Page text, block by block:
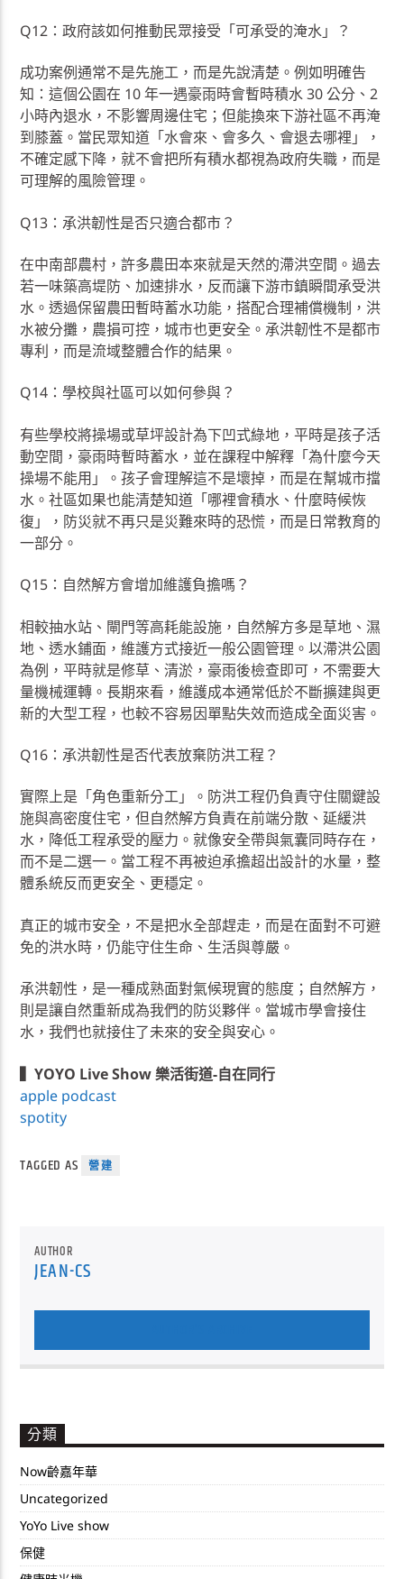
Q12：政府該如何推動民眾接受「可承受的淹水」？
成功案例通常不是先施工，而是先說清楚。例如明確告
知：這個公園在 10 年一遇豪雨時會暫時積水 30 公分、2
小時內退水，不影響周邊住宅；但能換來下游社區不再淹
到膝蓋。當民眾知道「水會來、會多久、會退去哪裡」，
不確定感下降，就不會把所有積水都視為政府失職，而是
可理解的風險管理。
Q13：承洪韌性是否只適合都市？
在中南部農村，許多農田本來就是天然的滯洪空間。過去
若一味築高堤防、加速排水，反而讓下游市鎮瞬間承受洪
水。透過保留農田暫時蓄水功能，搭配合理補償機制，洪
水被分攤，農損可控，城市也更安全。承洪韌性不是都市
專利，而是流域整體合作的結果。
Q14：學校與社區可以如何參與？
有些學校將操場或草坪設計為下凹式綠地，平時是孩子活
動空間，豪雨時暫時蓄水，並在課程中解釋「為什麼今天
操場不能用」。孩子會理解這不是壞掉，而是在幫城市擋
水。社區如果也能清楚知道「哪裡會積水、什麼時候恢
復」，防災就不再只是災難來時的恐慌，而是日常教育的
一部分。
Q15：自然解方會增加維護負擔嗎？
相較抽水站、閘門等高耗能設施，自然解方多是草地、濕
地、透水鋪面，維護方式接近一般公園管理。以滯洪公園
為例，平時就是修草、清淤，豪雨後檢查即可，不需要大
量機械運轉。長期來看，維護成本通常低於不斷擴建與更
新的大型工程，也較不容易因單點失效而造成全面災害。
Q16：承洪韌性是否代表放棄防洪工程？
實際上是「角色重新分工」。防洪工程仍負責守住關鍵設
施與高密度住宅，但自然解方負責在前端分散、延緩洪
水，降低工程承受的壓力。就像安全帶與氣囊同時存在，
而不是二選一。當工程不再被迫承擔超出設計的水量，整
體系統反而更安全、更穩定。
真正的城市安全，不是把水全部趕走，而是在面對不可避
免的洪水時，仍能守住生命、生活與尊嚴。
承洪韌性，是一種成熟面對氣候現實的態度；自然解方，
則是讓自然重新成為我們的防災夥伴。當城市學會接住
水，我們也就接住了未來的安全與安心。
▍YOYO Live Show 樂活街道-自在同行
apple podcast
spotity
TAGGED AS 營建
AUTHOR
JEAN-CS
分類
Now齡嘉年華
Uncategorized
YoYo Live show
保健